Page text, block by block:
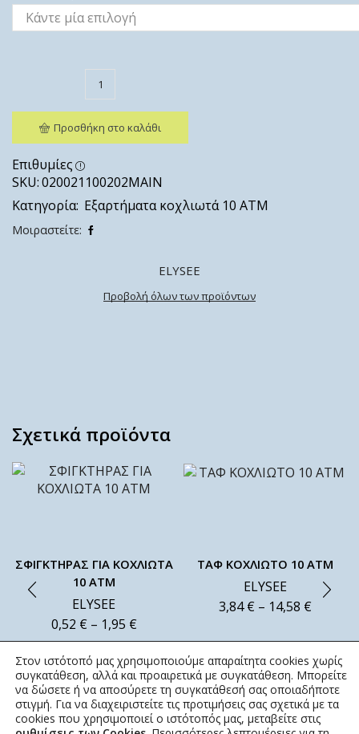
Προσθήκη στο καλάθι
Επιθυμίες
SKU:020021100202ΜΑΙΝ
Κατηγορία: Εξαρτήματα κοχλιωτά 10 ΑΤΜ
Μοιραστείτε:
ELYSEE
Προβολή όλων των προϊόντων
Σχετικά προϊόντα
ΣΦΙΓΚΤΗΡΑΣ ΓΙΑ ΚΟΧΛΙΩΤΑ
10 ΑΤΜ
ELYSEE
0,52 € – 1,95 €
ΤΑΦ ΚΟΧΛΙΩΤΟ 10 ΑΤΜ
ELYSEE
3,84€ – 14,58 €
Στον ιστότοπό μας χρησιμοποιούμε απαραίτητα cookies χωρίς
συγκατάθεση, αλλά και προαιρετικά με συγκατάθεση. Μπορείτε
να δώσετε ή να αποσύρετε τη συγκατάθεσή σας οποιαδήποτε
στιγμή. Για να διαχειριστείτε τις προτιμήσεις σας σχετικά με τα
cookies που χρησιμοποιεί ο ιστότοπός μας, μεταβείτε στις